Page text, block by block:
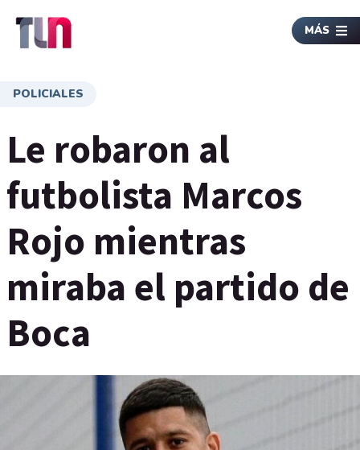
MÁS
POLICIALES
Le robaron al
futbolista Marcos
Rojo mientras
miraba el partido de
Boca